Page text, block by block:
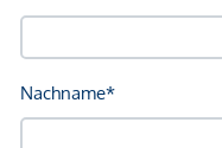
Universität <250m
Nahversorgung